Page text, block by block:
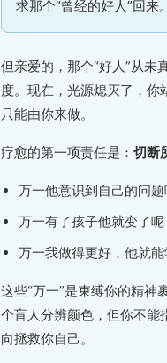
求那个“曾经的好人”回来。
但亲爱的，那个“好人”从
度。现在，光源熄灭了，你
只能由你来做。
疗愈的第一项责任是： 切断
万一他意识到自己的问题
万一有了孩子他就变了呢
万一我做得更好，他就能
这些“万一”是束缚你的精神
个盲人分辨颜色，但你不能
向拯救你自己。